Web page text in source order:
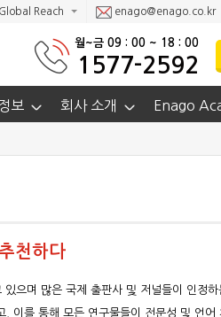
Reach enago@enago.co.kr
월~금 09 : 00 ~ 18 : 00
1577-2592
보 회사 소개 Enago
천하다
으며 많은 국제 출판사 및 저널들이 인정하
이를 통해 모든 연구물들이 전문성 및 언어